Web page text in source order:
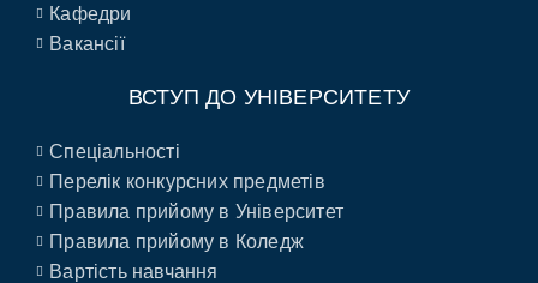
Кафедри
Вакансії
ВСТУП ДО УНІВЕРСИТЕТУ
Спеціальності
Перелік конкурсних предметів
Правила прийому в Університет
Правила прийому в Коледж
Вартість навчання